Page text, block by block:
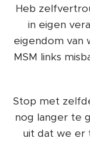
Heb
in eigen
eigendom van
MSM links
Stop met
nog langer te
uit dat we er